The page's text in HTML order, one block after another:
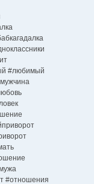
#любимый
#отношения